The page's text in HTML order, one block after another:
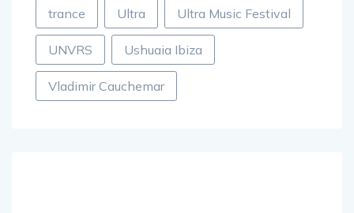
trance Ultra Ultra Music Festival
UNVRS Ushuaia Ibiza
Vladimir Cauchemar